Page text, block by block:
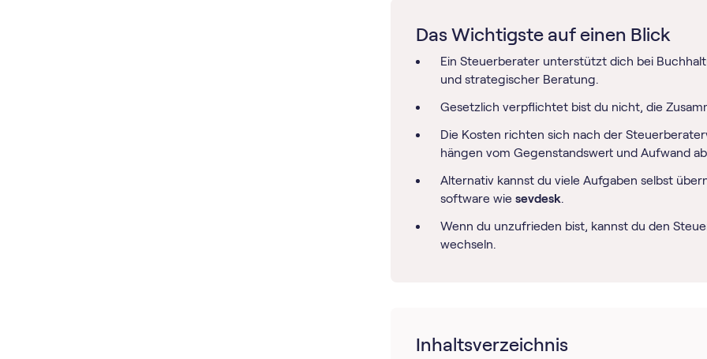
Das Wichtigste auf einen Blick
Ein Steuerberater unterstützt dich bei
und strategischer Beratung.
Gesetzlich verpflichtet bist du nicht, die
Die Kosten richten sich nach der
hängen vom Gegenstandswert und Aufwand
Alternativ kannst du viele Aufgaben selbst
software wiesevdesk.
Wenn du unzufrieden bist, kannst du den
wechseln.
Inhaltsverzeichnis